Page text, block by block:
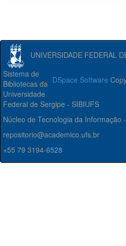
UNIVERSIDADE FEDERAL
DSpace Software
Sistema de
Bibliotecas da
Universidade
Federal de Sergipe - SIBIUFS
Núcleo de Tecnologia da Informação
repositorio@academico.ufs.br
+55 79 3194-6528